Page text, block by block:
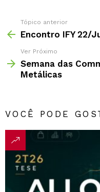
Tópico anterior
Encontro IFY 22/
Ver Próximo
Semana das
Metálicas
VOCÊ PODE